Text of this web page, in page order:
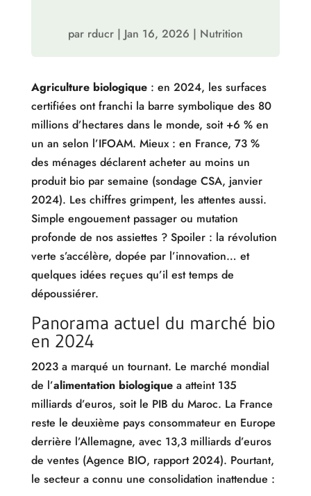
par rducr| Jan 16, 2026 | Nutrition
Agriculture biologique: en 2024, les surfaces
certifiées ont franchi la barre symbolique des 80
millions d’hectares dans le monde, soit +6 % en
un an selon l’IFOAM. Mieux : en France, 73 %
des ménages déclarent acheter au moins un
produit bio par semaine (sondage CSA, janvier
2024). Les chiffres grimpent, les attentes aussi.
Simple engouement passager ou mutation
profonde de nos assiettes ? Spoiler : la révolution
verte s’accélère, dopée par l’innovation… et
quelques idées reçues qu’il est temps de
dépoussiérer.
Panorama actuel du marché bio
en 2024
2023 a marqué un tournant. Le marché mondial
de l’alimentation biologiquea atteint 135
milliards d’euros, soit le PIB du Maroc. La France
reste le deuxième pays consommateur en Europe
derrière l’Allemagne, avec 13,3 milliards d’euros
de ventes (Agence BIO, rapport 2024). Pourtant,
le secteur a connu une consolidation inattendue :